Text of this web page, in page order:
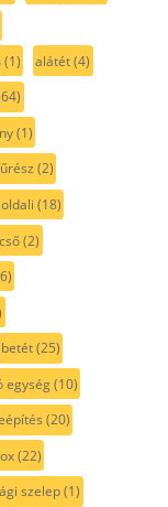
(1) alátét(4)
(1)
(2)
(18)
(2)
betét(25)
egység(10)
(20)
(22)
szelep(1)